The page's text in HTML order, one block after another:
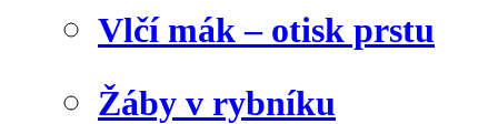
Vlčí mák – otisk prstu
Žáby v rybníku